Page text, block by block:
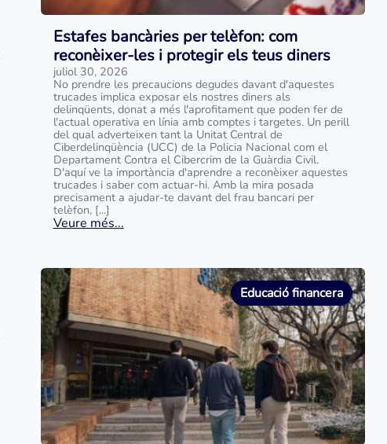
Estafes bancàries per telèfon: com
reconèixer-les i protegir els teus diners
juliol 30, 2026
No prendre les precaucions degudes davant d'aquestes
trucades implica exposar els nostres diners als
delinqüents, donat a més l'aprofitament que poden fer de
l'actual operativa en línia amb comptes i targetes. Un perill
del qual adverteixen tant la Unitat Central de
Ciberdelinqüència (UCC) de la Policia Nacional com el
Departament Contra el Cibercrim de la Guàrdia Civil.
D'aquí ve la importància d'aprendre a reconèixer aquestes
trucades i saber com actuar-hi. Amb la mira posada
precisament a ajudar-te davant del frau bancari per
telèfon, [...]
Veure més...
Educació financera